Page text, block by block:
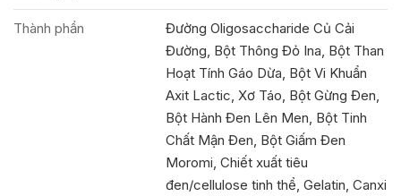
Thành phần
Đường Oligosaccharide Củ Cải
Đường, Bột Thông Đỏ Ina, Bột Than
Hoạt Tính Gáo Dừa, Bột Vi Khuẩn
Axit Lactic, Xơ Táo, Bột Gừng Đen,
Bột Hành Đen Lên Men, Bột Tinh
Chất Mận Đen, Bột Giấm Đen
Moromi, Chiết xuất tiêu
đen/cellulose tinh thể, Gelatin, Canxi